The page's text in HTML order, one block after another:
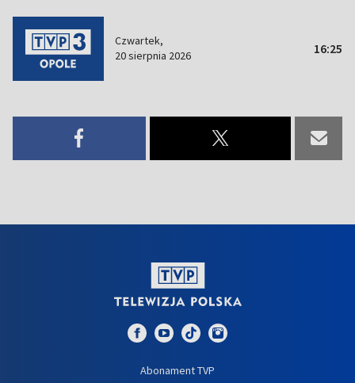
Czwartek,
20 sierpnia 2026
16:25
Abonament TVP